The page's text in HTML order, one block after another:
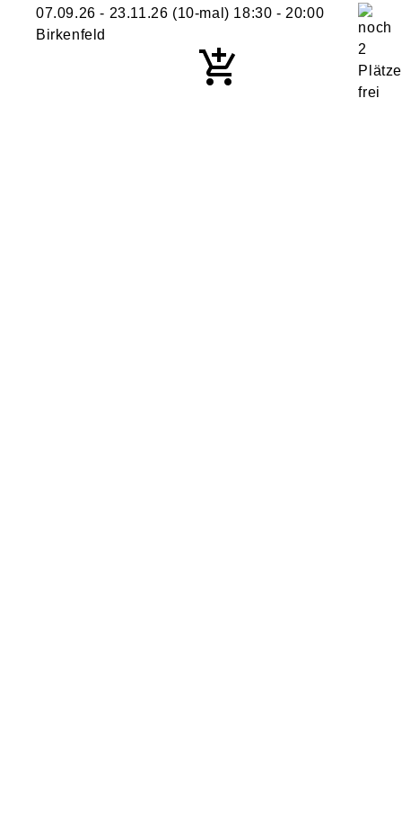
07.09.26 - 23.11.26 (10-mal) 18:30 - 20:00
Birkenfeld